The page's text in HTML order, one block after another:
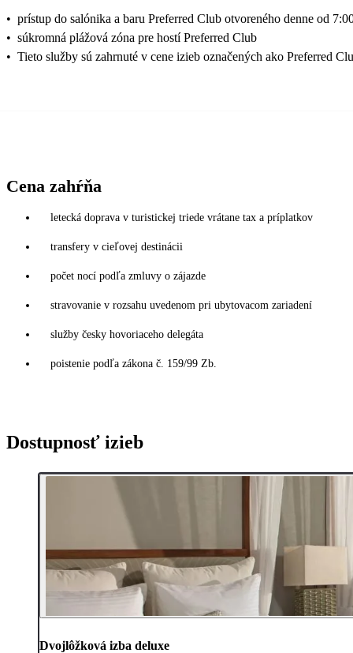
• prístup do salónika a baru Preferred Club otvoreného denne od
• súkromná plážová zóna pre hostí Preferred Club
• Tieto služby sú zahrnuté v cene izieb označených ako Preferred
Cena zahŕňa
letecká doprava v turistickej triede vrátane tax a príplatkov
transfery v cieľovej destinácii
počet nocí podľa zmluvy o zájazde
stravovanie v rozsahu uvedenom pri ubytovacom zariadení
služby česky hovoriaceho delegáta
poistenie podľa zákona č. 159/99 Zb.
Dostupnosť izieb
Dvojlôžková izba deluxe